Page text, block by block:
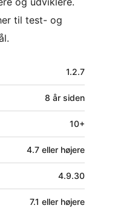
til test- og
1.2.7
8 år siden
10+
4.7 eller højere
4.9.30
7.1 eller højere